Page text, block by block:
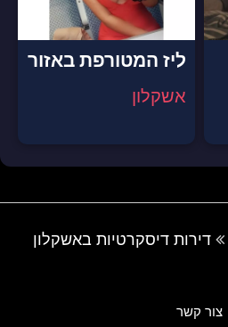
ליז המטורפת באזור
אשקלון
דירות דיסקרטיות באשקלון
צור קשר